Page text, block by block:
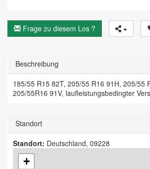
Frage zu diesem Los ?
Beschreibung
185/55 R15 82T, 205/55 R16 91H, 205/55
205/55R16 91V, laufleistungsbedingter
Standort
Standort: Deutschland, 09228
+